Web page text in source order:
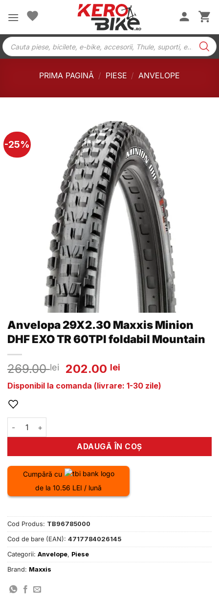
Products
search
PRIMA PAGINĂ / PIESE / ANVELOPE
-25%
Anvelopa 29X2.30 Maxxis Minion
DHF EXO TR 60TPI foldabil Mountain
269.00lei
Prețul
inițial
a
202.00 lei
curent
este:
Disponibil la comanda (livrare: 1-30 zile)
Cantitate Anvelopa 29X2.30 Maxxis Minion DHF EXO TR
ADAUGĂ ÎN COȘ
Cumpără cu
de la 10.56 LEI / lună
Cod Produs: TB96785000
Cod de bare (EAN): 4717784026145
Categorii: Anvelope, Piese
Brand: Maxxis